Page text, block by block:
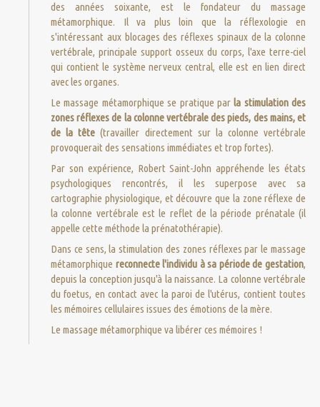
des années soixante, est le fondateur du massage
métamorphique. Il va plus loin que la réflexologie en
s'intéressant aux blocages des réflexes spinaux de la colonne
vertébrale, principale support osseux du corps, l'axe terre-ciel
qui contient le système nerveux central, elle est en lien direct
avec les organes.
Le massage métamorphique se pratique par la stimulation des
zones réflexes de la colonne vertébrale des pieds, des mains, et
de la tête(travailler directement sur la colonne vertébrale
provoquerait des sensations immédiates et trop fortes).
Par son expérience, Robert Saint-John appréhende les états
psychologiques rencontrés, il les superpose avec sa
cartographie physiologique, et découvre que la zone réflexe de
la colonne vertébrale est le reflet de la période prénatale (il
appelle cette méthode la prénatothérapie).
Dans ce sens, la stimulation des zones réflexes par le massage
métamorphique reconnecte l'individu à sa période de gestation,
depuis la conception jusqu'à la naissance. La colonne vertébrale
du foetus, en contact avec la paroi de l'utérus, contient toutes
les mémoires cellulaires issues des émotions de la mère.
Le massage métamorphique va libérer ces mémoires !